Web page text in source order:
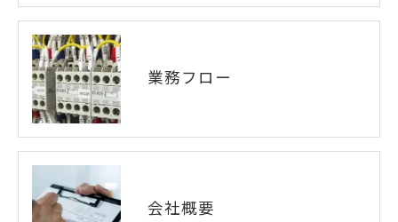
業務フロー
会社概要